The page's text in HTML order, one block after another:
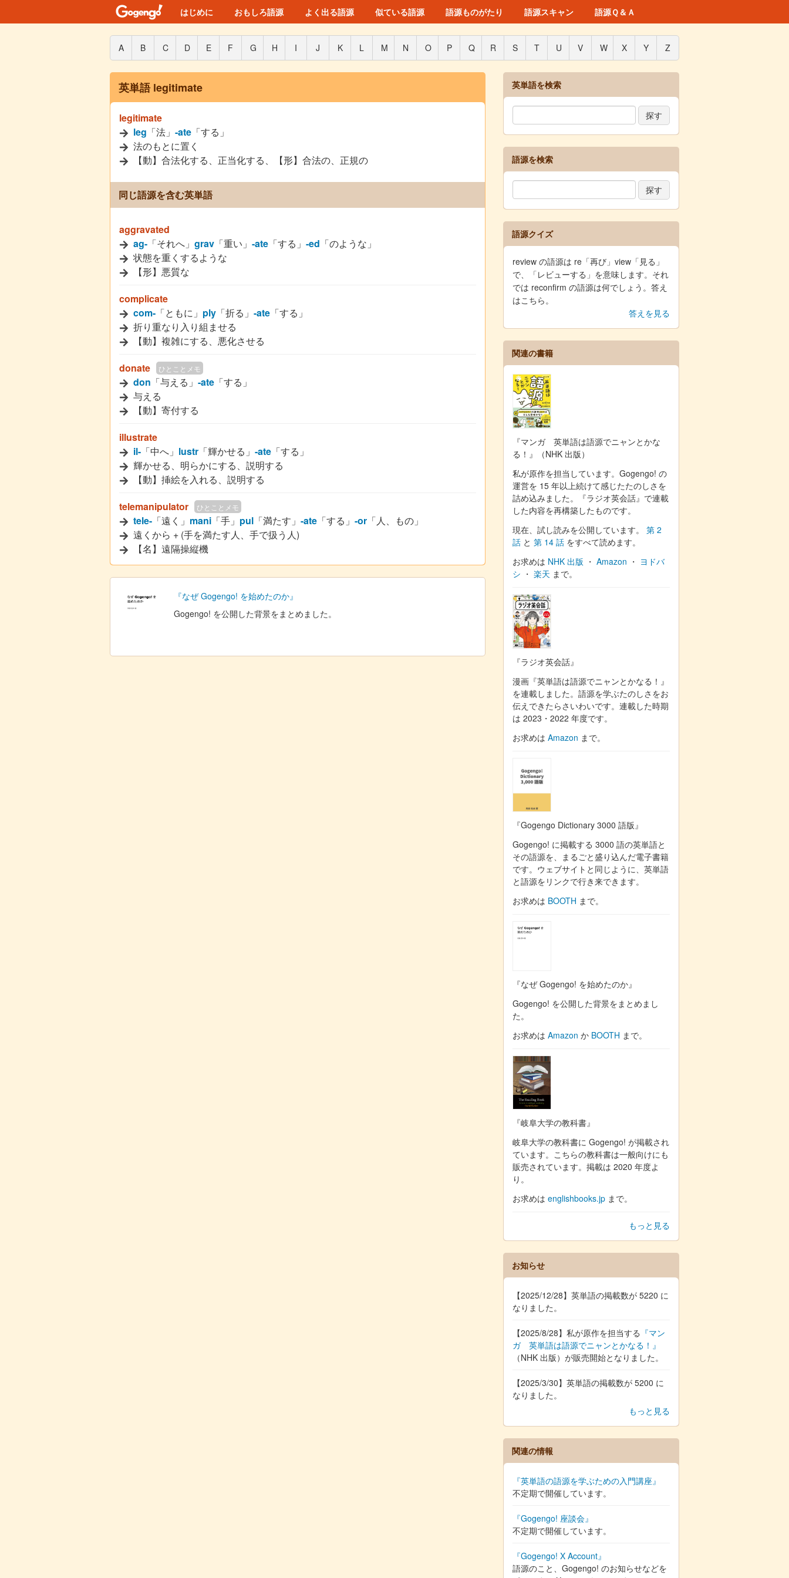
はじめに おもしろ語源 よく出る語源 似ている語源 語源ものがたり 語源スキャン 語源Ｑ＆Ａ
A B C D E F G H I J K L M N O P Q R S T U V W X Y Z
英単語 legitimate
legitimate
leg 「法」 -ate 「する」
法のもとに置く
【動】合法化する、正当化する、【形】合法の、正規の
同じ語源を含む英単語
aggravated
ag- 「それへ」 grav 「重い」 -ate 「する」 -ed 「のような」
状態を重くするような
【形】悪質な
complicate
com- 「ともに」 ply 「折る」 -ate 「する」
折り重なり入り組ませる
【動】複雑にする、悪化させる
donate
ひとことメモ
don 「与える」 -ate 「する」
与える
【動】寄付する
illustrate
il- 「中へ」 lustr 「輝かせる」 -ate 「する」
輝かせる、明らかにする、説明する
【動】挿絵を入れる、説明する
telemanipulator
ひとことメモ
tele- 「遠く」 mani 「手」 pul 「満たす」 -ate 「する」 -or 「人、もの」
遠くから + (手を満たす人、手で扱う人)
【名】遠隔操縦機
『なぜ Gogengo! を始めたのか』
Gogengo! を公開した背景をまとめました。
英単語を検索
語源を検索
語源クイズ
review の語源は re「再び」view「見る」
で、「レビューする」を意味します。それ
では reconfirm の語源は何でしょう。答え
はこちら。
答えを見る
関連の書籍
『マンガ 英単語は語源でニャンとかな
る！』（NHK 出版）
私が原作を担当しています。Gogengo! の
運営を 15 年以上続けて感じたたのしさを
詰め込みました。『ラジオ英会話』で連載
した内容を再構築したものです。
現在、試し読みを公開しています。 第 2
話 と 第 14 話 をすべて読めます。
お求めは NHK 出版 ・ Amazon ・ ヨドバ
シ ・ 楽天 まで。
『ラジオ英会話』
漫画『英単語は語源でニャンとかなる！』
を連載しました。語源を学ぶたのしさをお
伝えできたらさいわいです。連載した時期
は 2023・2022 年度です。
お求めは Amazon まで。
『Gogengo Dictionary 3000 語版』
Gogengo! に掲載する 3000 語の英単語と
その語源を、まるごと盛り込んだ電子書籍
です。ウェブサイトと同じように、英単語
と語源をリンクで行き来できます。
お求めは BOOTH まで。
『なぜ Gogengo! を始めたのか』
Gogengo! を公開した背景をまとめまし
た。
お求めは Amazon か BOOTH まで。
『岐阜大学の教科書』
岐阜大学の教科書に Gogengo! が掲載され
ています。こちらの教科書は一般向けにも
販売されています。掲載は 2020 年度よ
り。
お求めは englishbooks.jp まで。
もっと見る
お知らせ
【2025/12/28】英単語の掲載数が 5220 に
なりました。
【2025/8/28】私が原作を担当する 『マン
ガ 英単語は語源でニャンとかなる！』
（NHK 出版）が販売開始となりました。
【2025/3/30】英単語の掲載数が 5200 に
なりました。
もっと見る
関連の情報
『英単語の語源を学ぶための入門講座』
不定期で開催しています。
『Gogengo! 座談会』
不定期で開催しています。
『Gogengo! X Account』
語源のこと、Gogengo! のお知らせなどを